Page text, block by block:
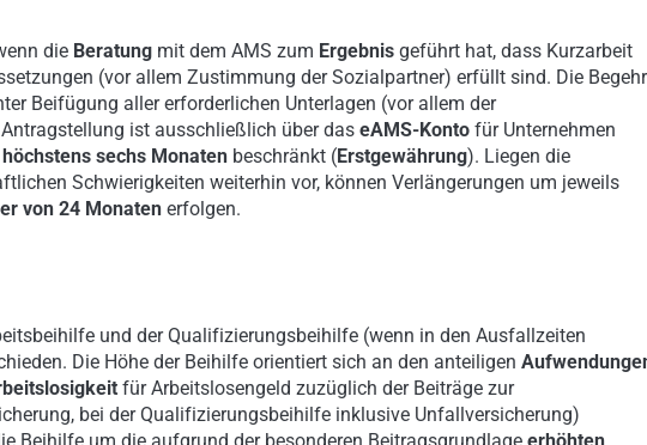
die Beratung mit dem AMS zum Ergebnis geführt hat, dass Kurzarbeit
(vor allem Zustimmung der Sozialpartner) erfüllt sind. Die
Beifügung aller erforderlichen Unterlagen (vor allem der
ist ausschließlich über das eAMS-Konto für Unternehmen
höchstens sechs Monaten beschränkt (Erstgewährung). Liegen die
Schwierigkeiten weiterhin vor, können Verlängerungen um jeweils
von 24 Monaten erfolgen.
und der Qualifizierungsbeihilfe (wenn in den Ausfallzeiten
Die Höhe der Beihilfe orientiert sich an den anteiligen
für Arbeitslosengeld zuzüglich der Beiträge zur
bei der Qualifizierungsbeihilfe inklusive Unfallversicherung)